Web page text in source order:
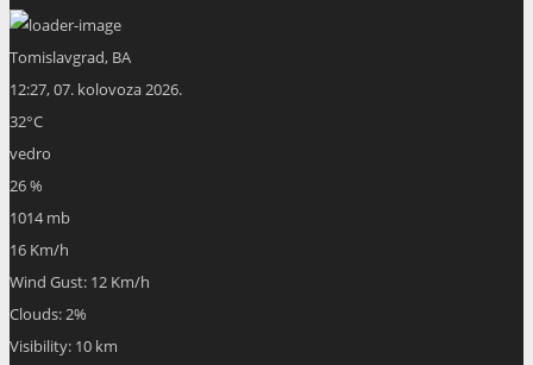
Tomislavgrad, BA
12:27,07. kolovoza 2026.
32°C
vedro
26 %
1014 mb
16 Km/h
Wind Gust: 12 Km/h
Clouds:2%
Visibility: 10 km